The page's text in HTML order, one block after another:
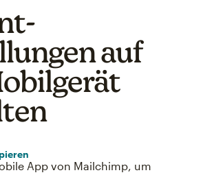
auf
App von Mailchimp, um